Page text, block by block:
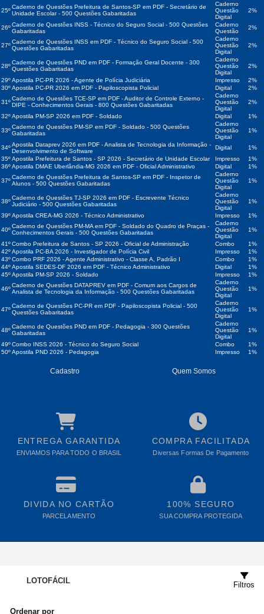
25º
Caderno de Questões Prefeitura de Santos-SP em PDF - Secretário de
Unidade Escolar - 500 Questões Gabaritadas
Caderno
Questão
Digital
2%
26ºCaderno de Questões INSS - Técnico do Seguro Social - 500 Questões
Gabaritadas
Caderno
Questão
2%
27º
Caderno de Questões INSS em PDF - Técnico do Seguro Social - 500
Questões Gabaritadas
Caderno
Questão
Digital
2%
28º
Caderno de Questões PND em PDF - Formação Geral Docente - 300
Questões Gabaritadas
Caderno
Questão
Digital
2%
29ºApostila PC-PR 2026 - Agente de Polícia Judiciária Impresso
2%
30ºApostila PC-PR 2026 em PDF - Papiloscopista Policial Digital 2%
31º
Caderno de Questões TCE-SP em PDF - Auditor de Controle Externo -
DIPE - Conhecimentos Gerais - 800 Questões Gabaritadas
Caderno
Questão
Digital
2%
32ºApostila PM-SP 2026 em PDF - Soldado Digital 1%
33º
Caderno de Questões PM-SP em PDF - Soldado - 500 Questões
Gabaritadas
Caderno
Questão
Digital
1%
34ºApostila Dataprev 2026 em PDF - Analista de Tecnologia da Informação -
Desenvolvimento de Software
Digital
1%
35ºApostila Prefeitura de Santos - SP 2026 - Secretário de Unidade Escolar Impresso
1%
36ºApostila DMAE Uberlândia-MG 2026 em PDF - Oficial Administrativo Digital 1%
37º
Caderno de Questões Prefeitura de Santos-SP em PDF - Inspetor de
Alunos - 500 Questões Gabaritadas
Caderno
Questão
Digital
1%
38º
Caderno de Questões TJ-SP 2026 em PDF - Escrevente Técnico
Judiciário - 500 Questões Gabaritadas
Caderno
Questão
Digital
1%
39ºApostila CREA-MG 2026 - Técnico Administrativo Impresso 1%
40º
Caderno de Questões PM-MA em PDF - Soldado do Quadro de Praças -
Conhecimentos Gerais - 500 Questões Gabaritadas
Caderno
Questão
Digital
1%
41ºCombo Prefeitura de Santos - SP 2026 - Oficial de Administração Combo
1%
42ºApostila PC-BA 2026 - Investigador de Polícia Civil Impresso
1%
43ºCombo PRF 2026 - Agente Administrativo - Classe A, Padrão I Combo
1%
44ºApostila SEDES-DF 2026 em PDF - Técnico Administrativo Digital
1%
45ºApostila PM-SP 2026 - Soldado Impresso 1%
46º
Caderno de Questões DATAPREV em PDF - Comum aos Cargos de
Analista de Tecnologia da Informação - 500 Questões Gabaritadas
Caderno
Questão
Digital
1%
47º
Caderno de Questões PC-PR em PDF - Papiloscopista Policial - 500
Questões Gabaritadas
Caderno
Questão
Digital
1%
48º
Caderno de Questões PND em PDF - Pedagogia - 300 Questões
Gabaritadas
Caderno
Questão
Digital
1%
49ºCombo INSS 2026 - Técnico do Seguro Social Combo
1%
50ºApostila PND 2026 - Pedagogia Impresso 1%
Cadastro Quem Somos
ENTREGA GARANTIDA
ENVIAMOS PARA TODO O BRASIL
COMPRA FACILITADA
Diversas Formas De Pagamento
DIVIDA NO CARTÃO
PARCELAMENTO
100% SEGURO
SUA COMPRA PROTEGIDA
LOTOFÁCIL
Ordenar por
Filtros